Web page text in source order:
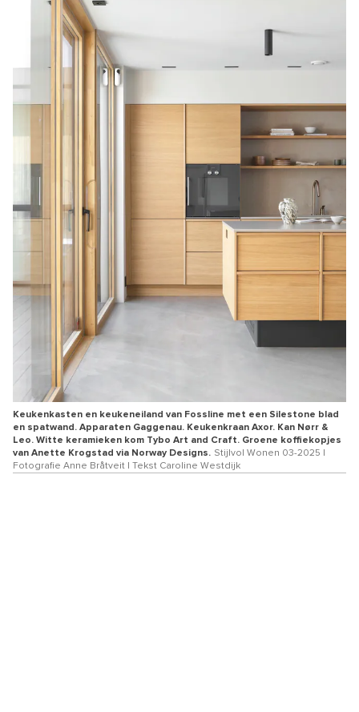
Keukenkasten en keukeneiland van Fossline met een Silestone blad
en spatwand. Apparaten Gaggenau. Keukenkraan Axor. Kan Nørr &
Leo. Witte keramieken kom Tybo Art and Craft. Groene koffiekopjes
van Anette Krogstad via Norway Designs. Stijlvol Wonen 03-2025 |
Fotografie Anne Bråtveit | Tekst Caroline Westdijk